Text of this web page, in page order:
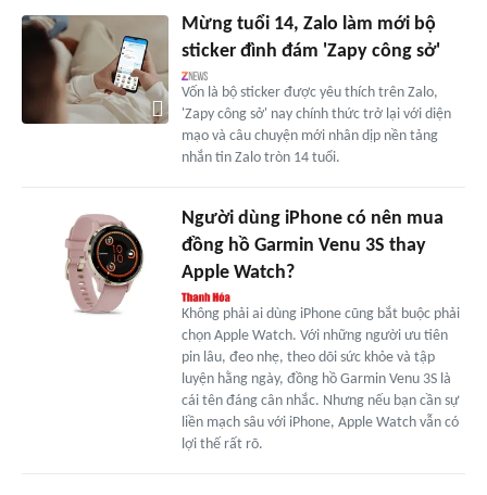
Mừng tuổi 14, Zalo làm mới bộ
sticker đình đám 'Zapy công sở'
Vốn là bộ sticker được yêu thích trên Zalo,
'Zapy công sở' nay chính thức trở lại với diện
mạo và câu chuyện mới nhân dịp nền tảng
nhắn tin Zalo tròn 14 tuổi.
Người dùng iPhone có nên mua
đồng hồ Garmin Venu 3S thay
Apple Watch?
Không phải ai dùng iPhone cũng bắt buộc phải
chọn Apple Watch. Với những người ưu tiên
pin lâu, đeo nhẹ, theo dõi sức khỏe và tập
luyện hằng ngày, đồng hồ Garmin Venu 3S là
cái tên đáng cân nhắc. Nhưng nếu bạn cần sự
liền mạch sâu với iPhone, Apple Watch vẫn có
lợi thế rất rõ.